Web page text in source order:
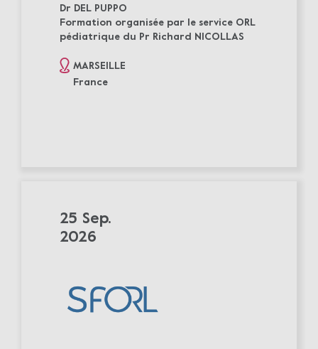
Dr DEL PUPPO
Formation organisée par le service ORL
pédiatrique du Pr Richard NICOLLAS
MARSEILLE
France
25 Sep.
2026